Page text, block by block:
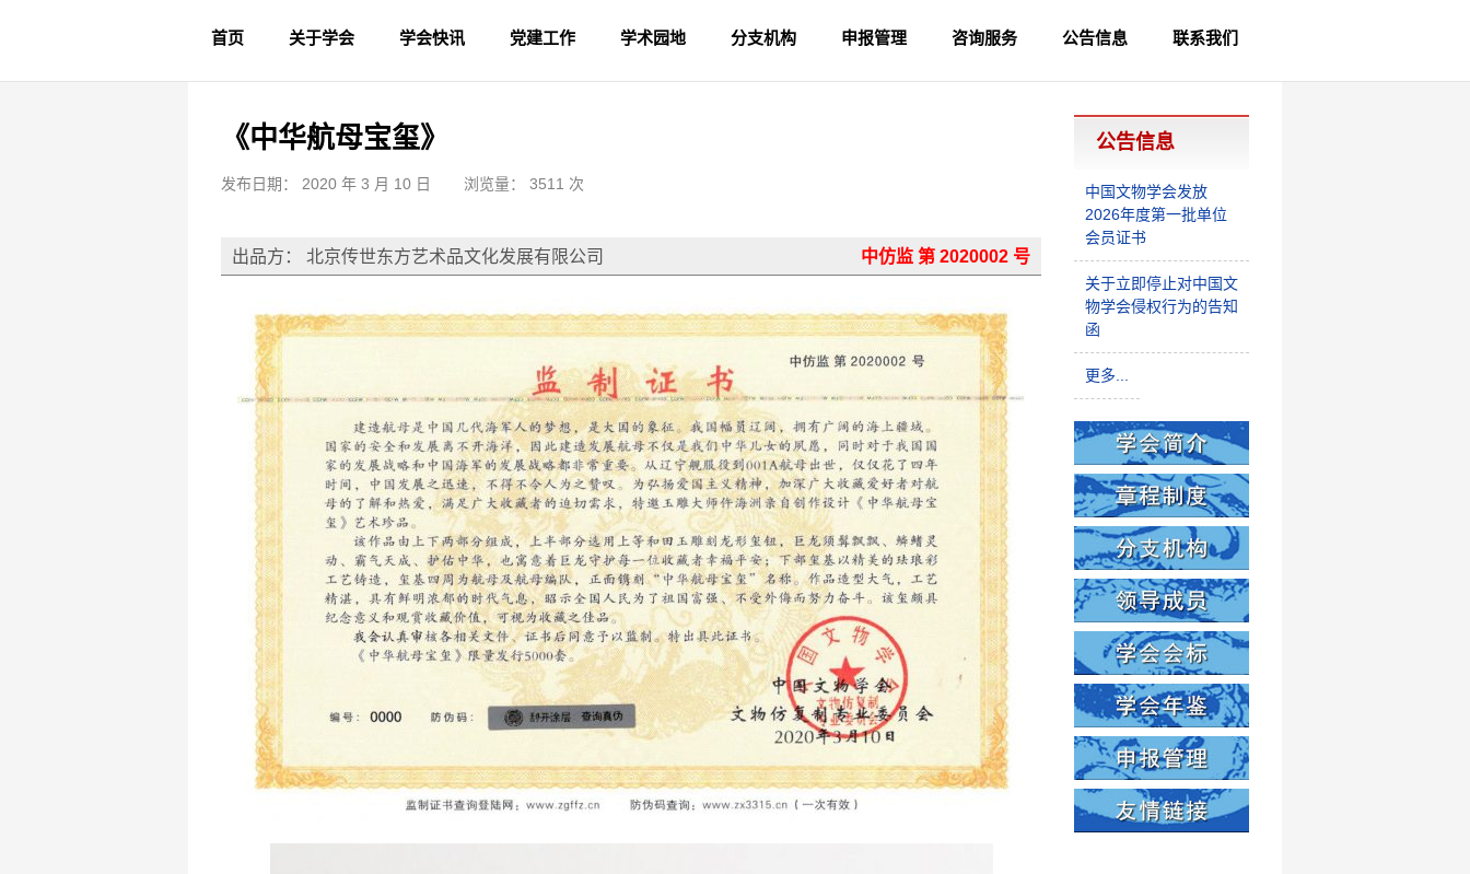
首页 关于学会
学会简介
章程制度
领导成员
理事名单
专家委员会
学术专家
学会会标
学会年鉴
学会快讯
学会动态
文物要闻
党建工作 学术园地
学术活动
专家论坛
科研成果
理论视野
分支机构 申报管理
入会申请
论坛备案
财务管理
咨询服务
会员查询
法律咨询
监制查询
公告信息 联系我们
《中华航母宝玺》
发布日期： 2020 年 3 月 10 日 浏览量： 3511 次
中仿监 第 2020002 号
出品方： 北京传世东方艺术品文化发展有限公司
公告信息
中国文物学会发放
2026年度第一批单位
会员证书
关于立即停止对中国文
物学会侵权行为的告知
函
更多...